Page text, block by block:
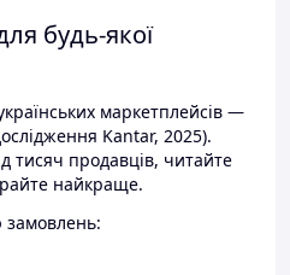
будь-якої
маркетплейсів —
Kantar, 2025).
тисяч продавців, читайте
найкраще.
замовлень: